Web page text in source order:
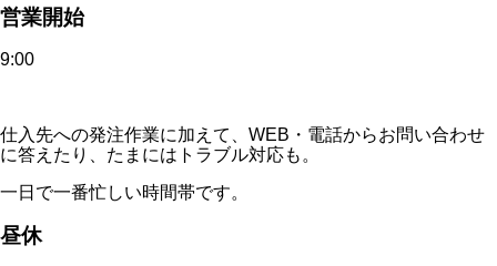
営業開始
9:00
仕入先への発注作業に加えて、WEB・電話からお問い合わせ
に答えたり、たまにはトラブル対応も。
一日で一番忙しい時間帯です。
昼休